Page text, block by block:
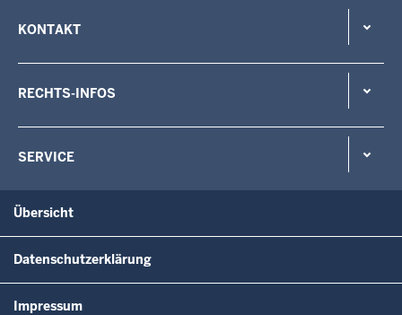
KONTAKT
RECHTS-INFOS
SERVICE
Übersicht
Datenschutzerklärung
Impressum